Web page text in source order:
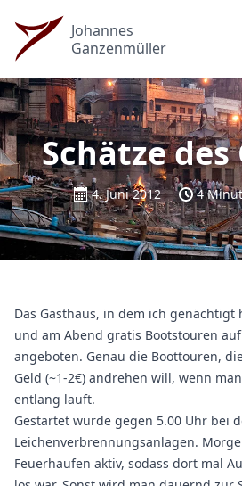
Johannes
Ganzenmüller
Schätze des
4. Juni 2012 4
Das Gasthaus, in dem ich genächtigt
und am Abend gratis Bootstouren
angeboten. Genau die Boottouren,
Geld (~1-2€) andrehen will, wenn
entlang lauft.
Gestartet wurde gegen 5.00 Uhr bei
Leichenverbrennungsanlagen.
Feuerhaufen aktiv, sodass dort mal